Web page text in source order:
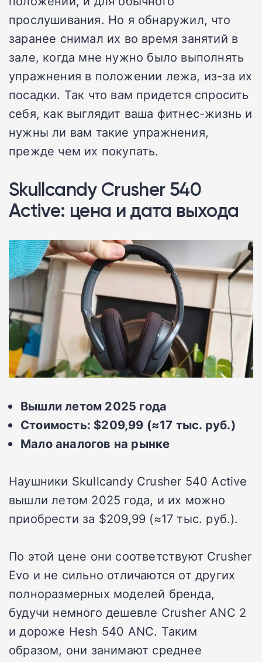
прослушивания. Но я обнаружил, что
заранее снимал их во время занятий в
зале, когда мне нужно было выполнять
упражнения в положении лежа, из-за их
посадки. Так что вам придется спросить
себя, как выглядит ваша фитнес-жизнь и
нужны ли вам такие упражнения,
прежде чем их покупать.
Skullcandy Crusher 540
Active: цена и дата выхода
Вышли летом 2025 года
Стоимость: $209,99 (≈17 тыс. руб.)
Мало аналогов на рынке
Наушники Skullcandy Crusher 540 Active
вышли летом 2025 года, и их можно
приобрести за $209,99 (≈17 тыс. руб.).
По этой цене они соответствуют Crusher
Evo и не сильно отличаются от других
полноразмерных моделей бренда,
будучи немного дешевле Crusher ANC 2
и дороже Hesh 540 ANC. Таким
образом, они занимают среднее